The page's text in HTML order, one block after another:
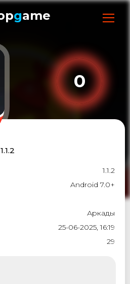
game
0
1.1.2
1.1.2
Android 7.0+
Аркады
25-06-2025, 16:19
29